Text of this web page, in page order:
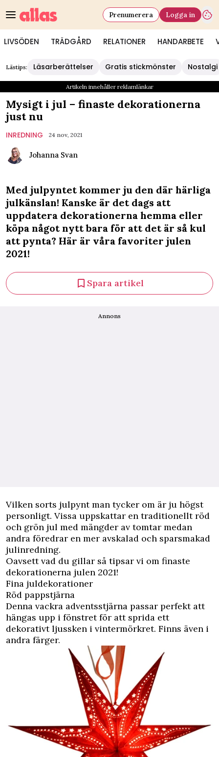
LIVSÖDEN TRÄDGÅRD RELATIONER HANDARBETE
Prenumerera Logga in
Lästips: Läsarberättelser Gratis stickmönster Nostalgi
Artikeln innehåller reklamlänkar
Mysigt i jul – finaste dekorationerna
just nu
INREDNING 24 nov, 2021
Johanna Svan
Med julpyntet kommer ju den där härliga
julkänslan! Kanske är det dags att
uppdatera dekorationerna hemma eller
köpa något nytt bara för att det är så kul
att pynta? Här är våra favoriter julen
2021!
Spara artikel
Annons
Vilken sorts julpynt man tycker om är ju högst
personligt. Vissa uppskattar en traditionellt röd
och grön jul med mängder av tomtar medan
andra föredrar en mer avskalad och sparsmakad
julinredning.
Oavsett vad du gillar så tipsar vi om finaste
dekorationerna julen 2021!
Fina juldekorationer
Röd pappstjärna
Denna vackra adventsstjärna passar perfekt att
hängas upp i fönstret för att sprida ett
dekorativt ljussken i vintermörkret. Finns även i
andra färger.